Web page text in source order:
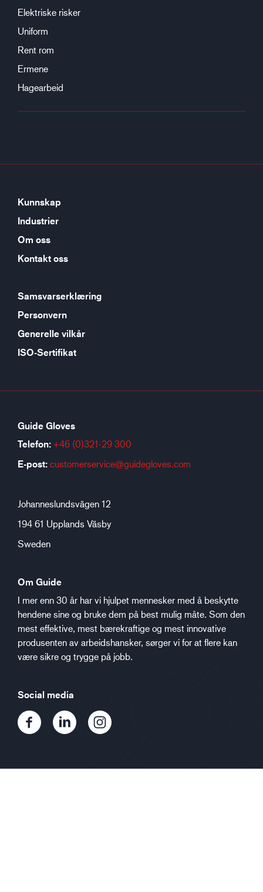
Elektriske risker
Uniform
Rent rom
Ermene
Hagearbeid
Kunnskap
Industrier
Om oss
Kontakt oss
Samsvarserklæring
Personvern
Generelle vilkår
ISO-Sertifikat
Guide Gloves
Telefon: +46 (0)321-29 300
E-post: customerservice@guidegloves.com
Johanneslundsvägen 12
194 61 Upplands Väsby
Sweden
Om Guide
I mer enn 30 år har vi hjulpet mennesker med å beskytte
hendene sine og bruke dem på best mulig måte. Som den
mest effektive, mest bærekraftige og mest innovative
produsenten av arbeidshansker, sørger vi for at flere kan
være sikre og trygge på jobb.
Social media